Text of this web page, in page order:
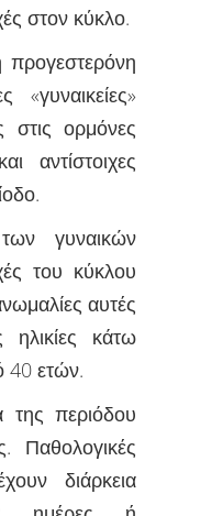
στον κύκλο.
προγεστερόνη
«γυναικείες»
στις ορμόνες
αντίστοιχες
γυναικών
του κύκλου
αυτές
ηλικίες κάτω
40 ετών.
της περιόδου
Παθολογικές
διάρκεια